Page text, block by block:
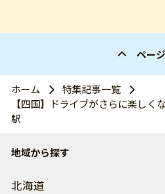
ペー
ホーム
特集記事一覧
【四国】ドライブがさらに楽しく
駅
地域から探す
北海道